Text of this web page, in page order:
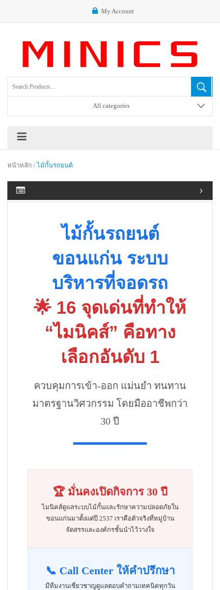
My Account
All categories
หน้าหลัก / ไม้กั้นรถยนต์
ไม้กั้นรถยนต์
ขอนแก่น ระบบ
บริหารที่จอดรถ
🌟 16 จุดเด่นที่ทำให้
“ไมนิคส์” คือทาง
เลือกอันดับ 1
ควบคุมการเข้า-ออก แม่นยำ ทนทาน
มาตรฐานวิศวกรรม โดยมืออาชีพกว่า
30 ปี
🏆 มั่นคงเปิดกิจการ 30 ปี
ไมนิคส์ดูแลระบบไม้กั้นและรักษาความปลอดภัยใน
ขอนแก่นมาตั้งแต่ปี 2537 เราคือตัวจริงที่หมู่บ้าน
จัดสรรและองค์กรชั้นนำไว้วางใจ
📞 Call Center ให้คำปรึกษา
มีทีมงานเชี่ยวชาญดูแลตอบคำถามเทคนิคทุกวัน